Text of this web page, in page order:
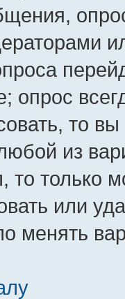
опрос
то
из
то только
или
менять